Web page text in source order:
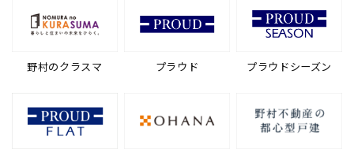
野村のクラスマ プラウド プラウドシーズン